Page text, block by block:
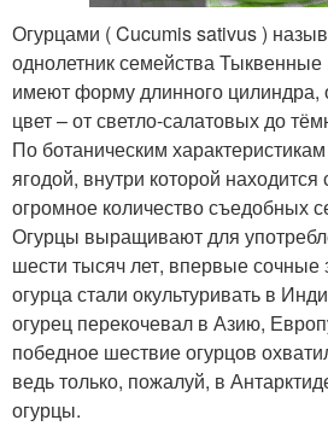
Огурцами ( Cucumis sativus )
однолетник семейства Тыквенные
имеют форму длинного
цвет – от светло-салатовых до
По ботаническим
ягодой, внутри которой находится
огромное количество съедобных
Огурцы выращивают для
шести тысяч лет, впервые сочные
огурца стали окультуривать в
огурец перекочевал в Азию,
победное шествие огурцов
ведь только, пожалуй, в
огурцы.